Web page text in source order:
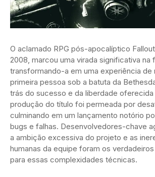
O aclamado RPG pós-apocalíptico
2008, marcou uma virada significativa na
transformando-a em uma experiência de
primeira pessoa sob a batuta da
trás do sucesso e da liberdade
produção do título foi permeada por
culminando em um lançamento notório
bugs e falhas. Desenvolvedores-chave
a ambição excessiva do projeto e as
humanas da equipe foram os
para essas complexidades técnicas.